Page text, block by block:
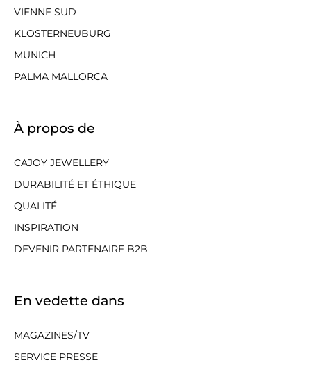
VIENNE SUD
KLOSTERNEUBURG
MUNICH
PALMA MALLORCA
À propos de
CAJOY JEWELLERY
DURABILITÉ ET ÉTHIQUE
QUALITÉ
INSPIRATION
DEVENIR PARTENAIRE B2B
En vedette dans
MAGAZINES/TV
SERVICE PRESSE